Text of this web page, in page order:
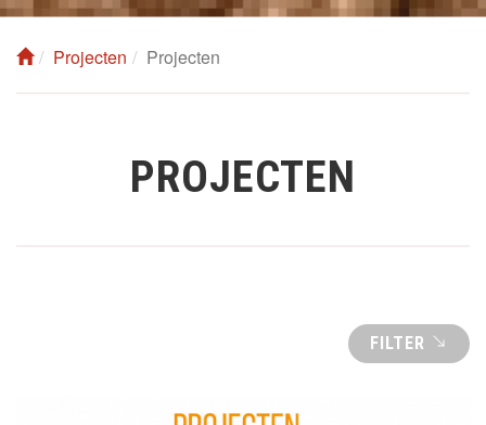
Projecten Projecten
PROJECTEN
FILTER